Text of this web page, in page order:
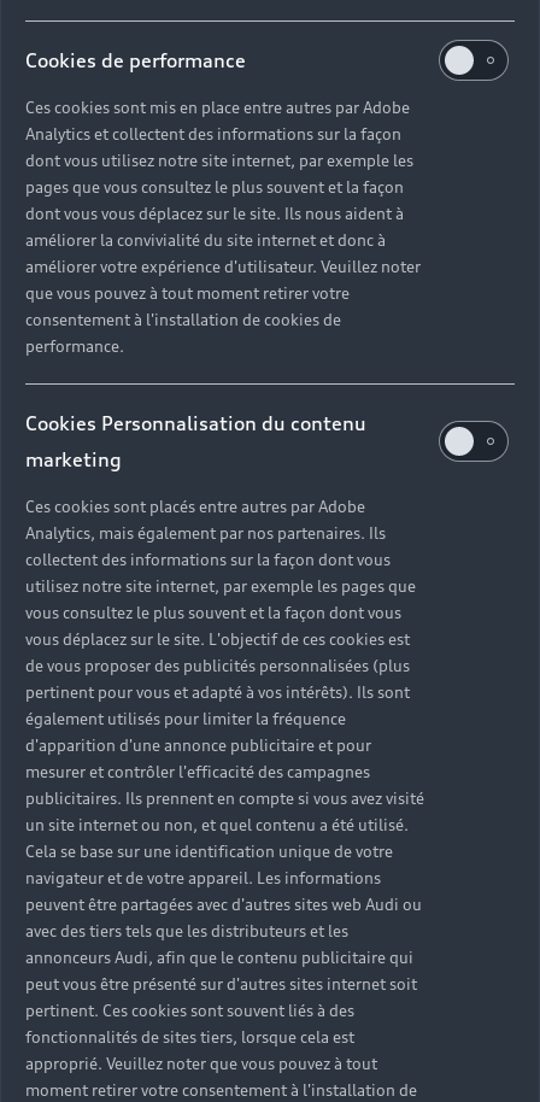
24mois
avec kilométrage illimité
Une vérification jusqu’à
130points de contrôle
de la batterie
pour les véhicules électrifiés, dit SoH (Status of
Health)
Cookies de performance
Ces cookies sont mis en place entre autres par Adobe
Analytics et collectent des informations sur la façon
dont vous utilisez notre site internet, par exemple les
pages que vous consultez le plus souvent et la façon
dont vous vous déplacez sur le site. Ils nous aident à
améliorer la convivialité du site internet et donc à
améliorer votre expérience d'utilisateur. Veuillez noter
que vous pouvez à tout moment retirer votre
consentement à l'installation de cookies de
performance.
Cookies Personnalisation du contenu
marketing
Ces cookies sont placés entre autres par Adobe
Analytics, mais également par nos partenaires. Ils
collectent des informations sur la façon dont vous
utilisez notre site internet, par exemple les pages que
vous consultez le plus souvent et la façon dont vous
vous déplacez sur le site. L'objectif de ces cookies est
de vous proposer des publicités personnalisées (plus
pertinent pour vous et adapté à vos intérêts). Ils sont
également utilisés pour limiter la fréquence
d'apparition d'une annonce publicitaire et pour
mesurer et contrôler l'efficacité des campagnes
publicitaires. Ils prennent en compte si vous avez visité
un site internet ou non, et quel contenu a été utilisé.
Cela se base sur une identification unique de votre
navigateur et de votre appareil. Les informations
peuvent être partagées avec d'autres sites web Audi ou
avec des tiers tels que les distributeurs et les
annonceurs Audi, afin que le contenu publicitaire qui
peut vous être présenté sur d'autres sites internet soit
pertinent. Ces cookies sont souvent liés à des
fonctionnalités de sites tiers, lorsque cela est
approprié. Veuillez noter que vous pouvez à tout
moment retirer votre consentement à l'installation de